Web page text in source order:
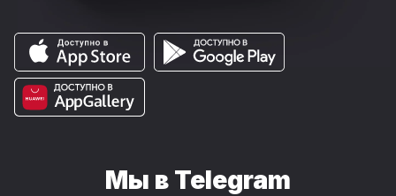
Мы в Telegram